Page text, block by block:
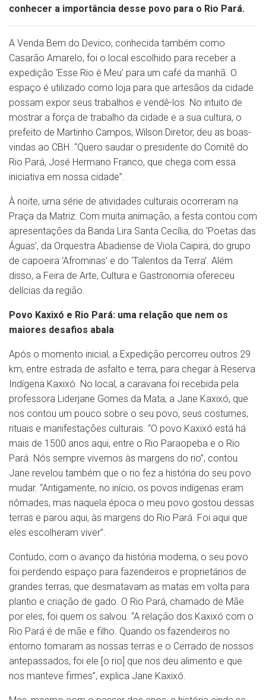
conhecer a importância desse povo para o Rio Pará.
A Venda Bem do Devico, conhecida também como
Casarão Amarelo, foi o local escolhido para receber a
expedição ‘Esse Rio é Meu’ para um café da manhã. O
espaço é utilizado como loja para que artesãos da cidade
possam expor seus trabalhos e vendê-los. No intuito de
mostrar a força de trabalho da cidade e a sua cultura, o
prefeito de Martinho Campos, Wilson Diretor, deu as boas-
vindas ao CBH. “Quero saudar o presidente do Comitê do
Rio Pará, José Hermano Franco, que chega com essa
iniciativa em nossa cidade”.
À noite, uma série de atividades culturais ocorreram na
Praça da Matriz. Com muita animação, a festa contou com
apresentações da Banda Lira Santa Cecília, do ‘Poetas das
Águas’, da Orquestra Abadiense de Viola Caipira, do grupo
de capoeira ‘Afrominas’ e do ‘Talentos da Terra’. Além
disso, a Feira de Arte, Cultura e Gastronomia ofereceu
delícias da região.
Povo Kaxixó e Rio Pará: uma relação que nem os
maiores desafios abala
Após o momento inicial, a Expedição percorreu outros 29
km, entre estrada de asfalto e terra, para chegar à Reserva
Indígena Kaxixó. No local, a caravana foi recebida pela
professora Liderjane Gomes da Mata, a Jane Kaxixó, que
nos contou um pouco sobre o seu povo, seus costumes,
rituais e manifestações culturais. “O povo Kaxixó está há
mais de 1500 anos aqui, entre o Rio Paraopeba e o Rio
Pará. Nós sempre vivemos às margens do rio”, contou.
Jane revelou também que o rio fez a história do seu povo
mudar. “Antigamente, no início, os povos indígenas eram
nômades, mas naquela época o meu povo gostou dessas
terras e parou aqui, às margens do Rio Pará. Foi aqui que
eles escolheram viver”.
Contudo, com o avanço da história moderna, o seu povo
foi perdendo espaço para fazendeiros e proprietários de
grandes terras, que desmatavam as matas em volta para
plantio e criação de gado. O Rio Pará, chamado de Mãe
por eles, foi quem os salvou. “A relação dos Kaxixó com o
Rio Pará é de mãe e filho. Quando os fazendeiros no
entorno tomaram as nossas terras e o Cerrado de nossos
antepassados, foi ele [o rio] que nos deu alimento e que
nos manteve firmes”, explica Jane Kaxixó.